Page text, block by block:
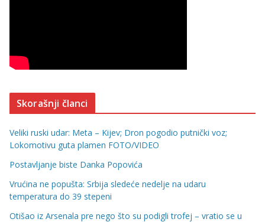
Skorašnji članci
Veliki ruski udar: Meta – Kijev; Dron pogodio putnički voz;
Lokomotivu guta plamen FOTO/VIDEO
Postavljanje biste Danka Popovića
Vrućina ne popušta: Srbija sledeće nedelje na udaru
temperatura do 39 stepeni
Otišao iz Arsenala pre nego što su podigli trofej – vratio se u